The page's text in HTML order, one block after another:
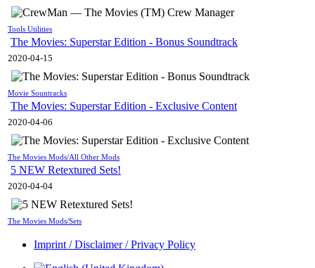
Tools Utilities
The Movies: Superstar Edition - Bonus Soundtrack
2020-04-15
Movie Sountracks
The Movies: Superstar Edition - Exclusive Content
2020-04-06
The Movies Mods/All Other Mods
5 NEW Retextured Sets!
2020-04-04
The Movies Mods/Sets
Imprint / Disclaimer / Privacy Policy